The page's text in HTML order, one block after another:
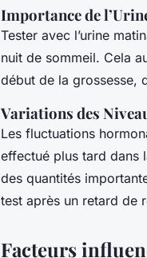
Importance de
Tester avec l’urine
nuit de sommeil. Cela
début de la grossesse,
Variations des
Les fluctuations
effectué plus tard dans
des quantités
test après un retard de
Facteurs